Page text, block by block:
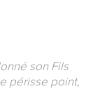
son Fils
périsse point,